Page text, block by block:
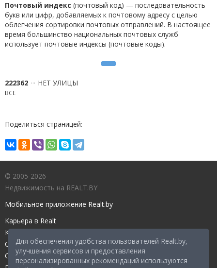
Для обеспечения удобства пользователей Realt.by,
улучшения сервисов и предоставления
персонализированных рекомендаций используются
Почтовый индекс (почтовый код) — последовательность
букв или цифр, добавляемых к почтовому адресу с целью
облегчения сортировки почтовых отправлений. В настоящее
время большинство национальных почтовых служб
использует почтовые индексы (почтовые коды).
222362 НЕТ УЛИЦЫ
ВСЕ
Поделиться страницей:
© 2005-2026
Недвижимость на REALT.BY
Мобильное приложение Realt.by
Карьера в Realt
Контакты редакции
Справочный центр
Служба поддержки